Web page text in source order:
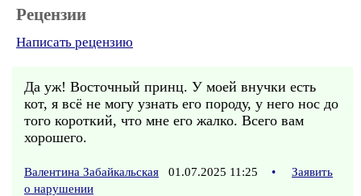
Рецензии
Написать рецензию
Да уж! Восточный принц. У моей внучки есть
кот, я всё не могу узнать его породу, у него нос до
того короткий, что мне его жалко. Всего вам
хорошего.
Валентина Забайкальская 01.07.2025 11:25 •
Заявить
о нарушении